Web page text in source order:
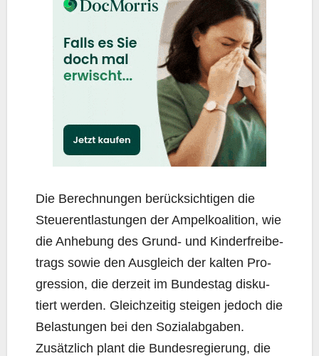
Die Berech­nun­gen berück­sich­ti­gen die
Steu­er­ent­las­tun­gen der Ampel­ko­ali­ti­on, wie
die Anhe­bung des Grund- und Kin­der­frei­be­
trags sowie den Aus­gleich der kal­ten Pro­
gres­si­on, die der­zeit im Bun­des­tag dis­ku­
tiert wer­den. Gleich­zei­tig stei­gen jedoch die
Belas­tun­gen bei den Sozi­al­ab­ga­ben.
Zusätz­lich plant die Bun­des­re­gie­rung, die